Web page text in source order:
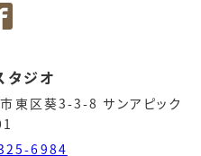
タジオ
区葵3-3-8 サンアピック
6984